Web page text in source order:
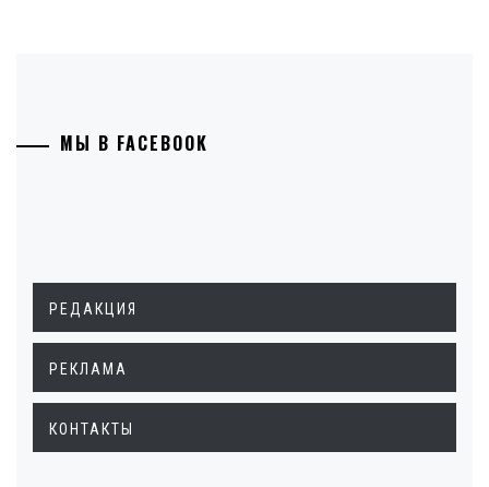
МЫ В FACEBOOK
РЕДАКЦИЯ
РЕКЛАМА
КОНТАКТЫ